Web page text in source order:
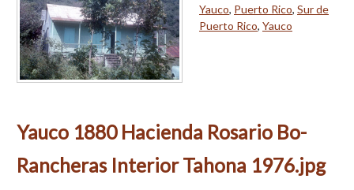
Yauco, Puerto Rico, Sur de
Puerto Rico, Yauco
Yauco 1880 Hacienda Rosario Bo-
Rancheras Interior Tahona 1976.jpg